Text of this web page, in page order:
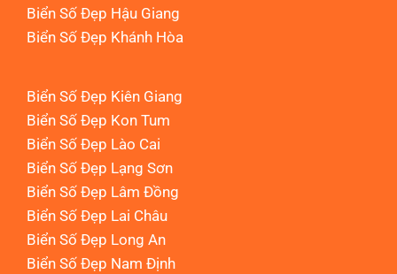
Biển Số Đẹp Hậu Giang
Biển Số Đẹp Khánh Hòa
Biển Số Đẹp Kiên Giang
Biển Số Đẹp Kon Tum
Biển Số Đẹp Lào Cai
Biển Số Đẹp Lạng Sơn
Biển Số Đẹp Lâm Đồng
Biển Số Đẹp Lai Châu
Biển Số Đẹp Long An
Biển Số Đẹp Nam Định